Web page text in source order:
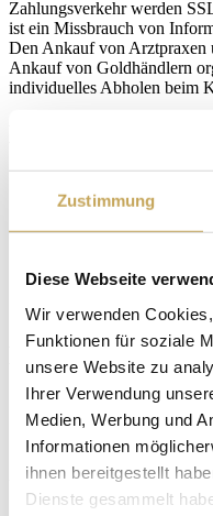
Zustimmung
Diese Webseite
Wir verwenden
Funktionen für soziale
unsere Website zu
Ihrer Verwendung
Medien, Werbung und
Informationen
ihnen bereitgestellt
Dienste gesammelt
Zahlungsverkehr werden
ist ein Missbrauch von
Den Ankauf von Arztpraxen
Ankauf von Goldhändlern
individuelles Abholen beim
dem Ankaufpreis
des Kunden
Zu den
Erstkontakt
• E-Mailanschrift
• Wohn-
• Steuernummer
Unsere eigenen